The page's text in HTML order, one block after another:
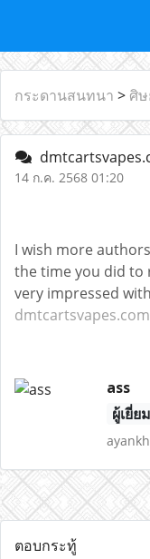
กระดานสนทนา > ศิ
14 ก.ค. 2568 01:20
I wish more
the time you did to
very impressed
dmtcartsvapes.com
ass
ผู้เยี่ย
ตอบกระทู้